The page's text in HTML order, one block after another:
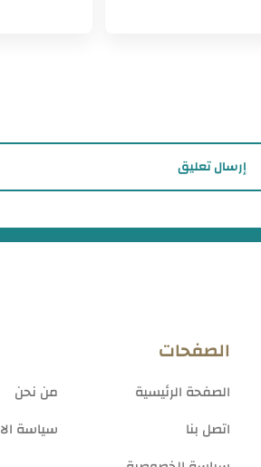
إرسال تعليق
الصفحات
الصفحة الرئيسية
من نحن
اتصل بنا
سياسة